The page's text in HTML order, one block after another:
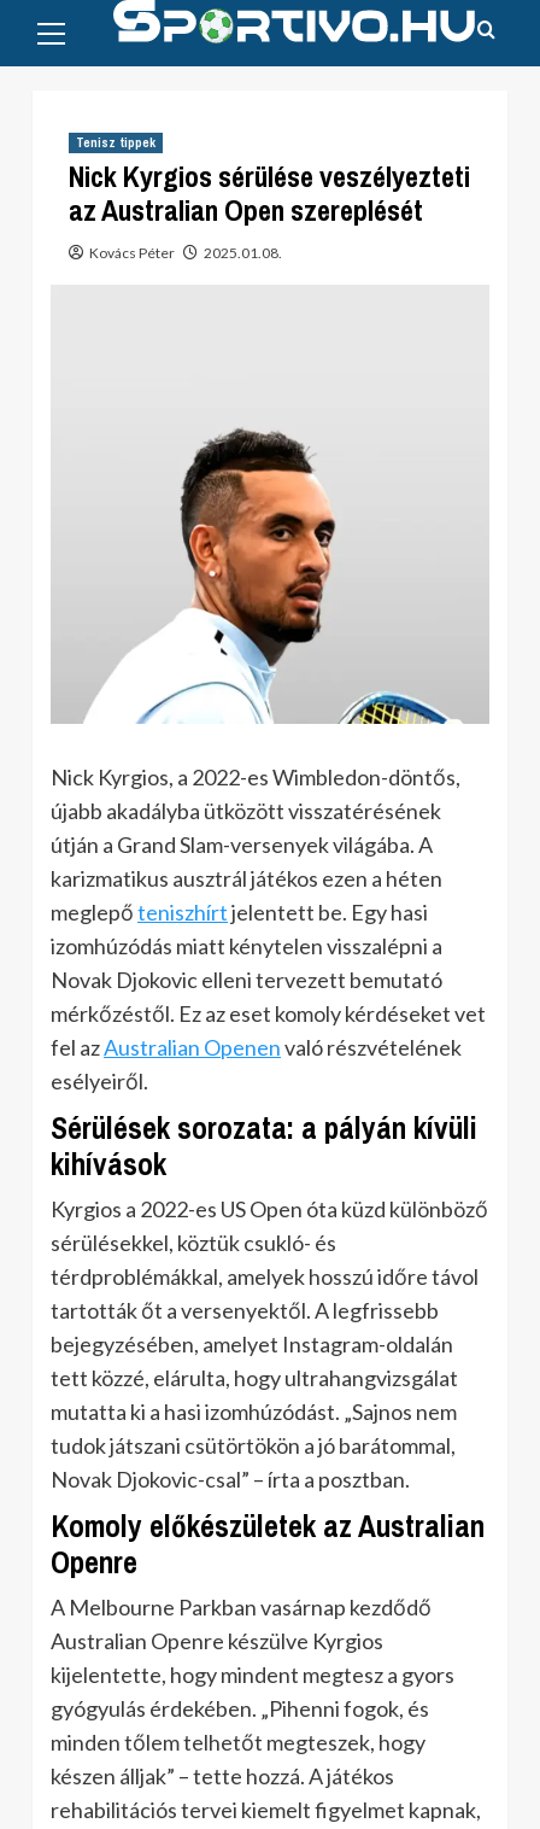
content
Menu
Tenisz tippek
Nick Kyrgios sérülése veszélyezteti
az Australian Open szereplését
Kovács Péter 2025.01.08.
Nick Kyrgios, a 2022-es Wimbledon-döntős,
újabb akadályba ütközött visszatérésének
útján a Grand Slam-versenyek világába. A
karizmatikus ausztrál játékos ezen a héten
meglepőteniszhírtjelentett be. Egy hasi
izomhúzódás miatt kénytelen visszalépni a
Novak Djokovic elleni tervezett bemutató
mérkőzéstől. Ez az eset komoly kérdéseket vet
fel azAustralian Openenvaló részvételének
esélyeiről.
Sérülések sorozata: a pályán kívüli
kihívások
Kyrgios a 2022-es US Open óta küzd különböző
sérülésekkel, köztük csukló- és
térdproblémákkal, amelyek hosszú időre távol
tartották őt a versenyektől. A legfrissebb
bejegyzésében, amelyet Instagram-oldalán
tett közzé, elárulta, hogy ultrahangvizsgálat
mutatta ki a hasi izomhúzódást. „Sajnos nem
tudok játszani csütörtökön a jó barátommal,
Novak Djokovic-csal” – írta a posztban.
Komoly előkészületek az Australian
Openre
A Melbourne Parkban vasárnap kezdődő
Australian Openre készülve Kyrgios
kijelentette, hogy mindent megtesz a gyors
gyógyulás érdekében. „Pihenni fogok, és
minden tőlem telhetőt megteszek, hogy
készen álljak” – tette hozzá. A játékos
rehabilitációs tervei kiemelt figyelmet kapnak,